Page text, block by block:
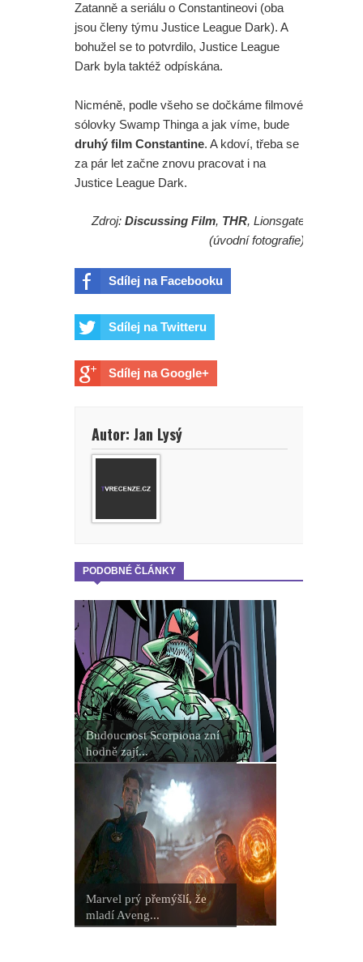
Zatanně a seriálu o Constantineovi (oba
jsou členy týmu Justice League Dark). A
bohužel se to potvrdilo, Justice League
Dark byla taktéž odpískána.
Nicméně, podle všeho se dočkáme filmové
sólovky Swamp Thinga a jak víme, bude
druhý film Constantine. A kdoví, třeba se
za pár let začne znovu pracovat i na
Justice League Dark.
Zdroj: Discussing Film, THR, Lionsgate
(úvodní fotografie)
Sdílej na Facebooku
Sdílej na Twitteru
Sdílej na Google+
Autor: Jan Lysý
PODOBNÉ ČLÁNKY
Budoucnost Scorpiona zní
hodně zají...
Marvel prý přemýšlí, že
mladí Aveng...